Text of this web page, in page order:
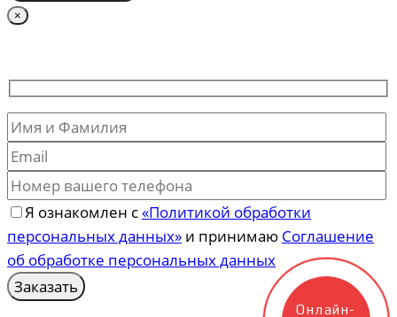
×
Я ознакомлен с«Политикой обработки
персональных данных» и принимаю Соглашение
об обработке персональных данных
Онлайн-